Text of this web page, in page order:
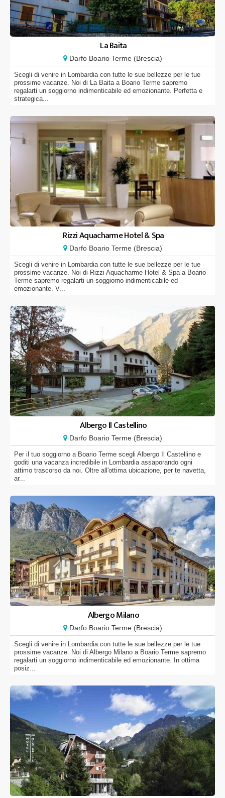
La Baita
Darfo Boario Terme (Brescia)
Scegli di venire in Lombardia con tutte le sue bellezze per le tue
prossime vacanze. Noi di La Baita a Boario Terme sapremo
regalarti un soggiorno indimenticabile ed emozionante. Perfetta e
strategica...
Rizzi Aquacharme Hotel & Spa
Darfo Boario Terme (Brescia)
Scegli di venire in Lombardia con tutte le sue bellezze per le tue
prossime vacanze. Noi di Rizzi Aquacharme Hotel & Spa a Boario
Terme sapremo regalarti un soggiorno indimenticabile ed
emozionante. V...
Albergo Il Castellino
Darfo Boario Terme (Brescia)
Per il tuo soggiorno a Boario Terme scegli Albergo Il Castellino e
goditi una vacanza incredibile in Lombardia assaporando ogni
attimo trascorso da noi. Oltre all'ottima ubicazione, per te navetta,
ar...
Albergo Milano
Darfo Boario Terme (Brescia)
Scegli di venire in Lombardia con tutte le sue bellezze per le tue
prossime vacanze. Noi di Albergo Milano a Boario Terme sapremo
regalarti un soggiorno indimenticabile ed emozionante. In ottima
posiz...